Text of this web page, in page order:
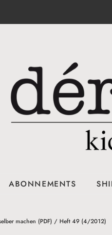
ABONNEMENTS
machen (PDF) / Heft 49 (4/2012)